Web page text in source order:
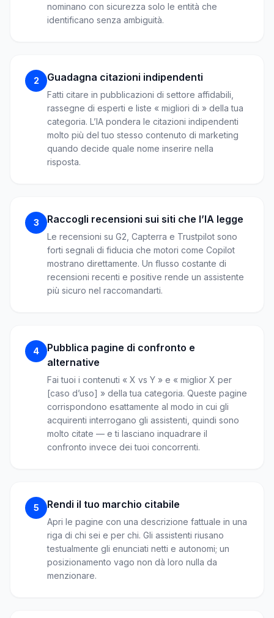
nominano con sicurezza solo le entità che
identificano senza ambiguità.
2 Guadagna citazioni indipendenti
Fatti citare in pubblicazioni di settore affidabili,
rassegne di esperti e liste « migliori di » della tua
categoria. L’IA pondera le citazioni indipendenti
molto più del tuo stesso contenuto di marketing
quando decide quale nome inserire nella
risposta.
3 Raccogli recensioni sui siti che l’IA legge
Le recensioni su G2, Capterra e Trustpilot sono
forti segnali di fiducia che motori come Copilot
mostrano direttamente. Un flusso costante di
recensioni recenti e positive rende un assistente
più sicuro nel raccomandarti.
4
Pubblica pagine di confronto e
alternative
Fai tuoi i contenuti « X vs Y » e « miglior X per
[caso d’uso] » della tua categoria. Queste pagine
corrispondono esattamente al modo in cui gli
acquirenti interrogano gli assistenti, quindi sono
molto citate — e ti lasciano inquadrare il
confronto invece dei tuoi concorrenti.
5 Rendi il tuo marchio citabile
Apri le pagine con una descrizione fattuale in una
riga di chi sei e per chi. Gli assistenti riusano
testualmente gli enunciati netti e autonomi; un
posizionamento vago non dà loro nulla da
menzionare.